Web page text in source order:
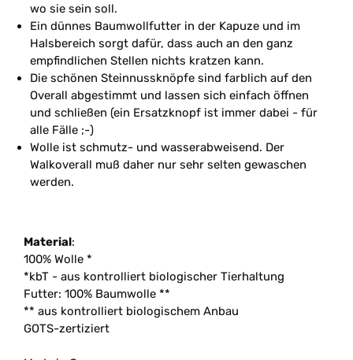
wo sie sein soll.
Ein dünnes Baumwollfutter in der Kapuze und im
Halsbereich sorgt dafür, dass auch an den ganz
empfindlichen Stellen nichts kratzen kann.
Die schönen Steinnussknöpfe sind farblich auf den
Overall abgestimmt und lassen sich einfach öffnen
und schließen (ein Ersatzknopf ist immer dabei - für
alle Fälle ;-)
Wolle ist schmutz- und wasserabweisend. Der
Walkoverall muß daher nur sehr selten gewaschen
werden.
Material:
100% Wolle *
*kbT - aus kontrolliert biologischer Tierhaltung
Futter: 100% Baumwolle **
** aus kontrolliert biologischem Anbau
GOTS-zertiziert